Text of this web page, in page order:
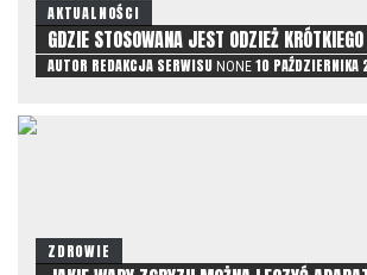
AKTUALNOŚCI
GDZIE STOSOWANA JEST ODZIEŻ
AUTOR REDAKCJA SERWISU NONE 10
ZDROWIE